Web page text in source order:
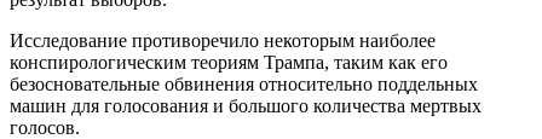
Исследование противоречило некоторым наиболее
конспирологическим теориям Трампа, таким как его
безосновательные обвинения относительно поддельных
машин для голосования и большого количества мертвых
голосов.